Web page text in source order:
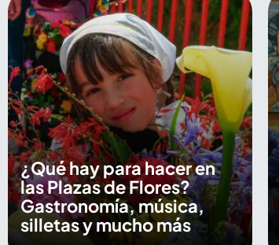
¿Qué hay para hacer en
las Plazas de Flores?
Gastronomía, música,
silletas y mucho más